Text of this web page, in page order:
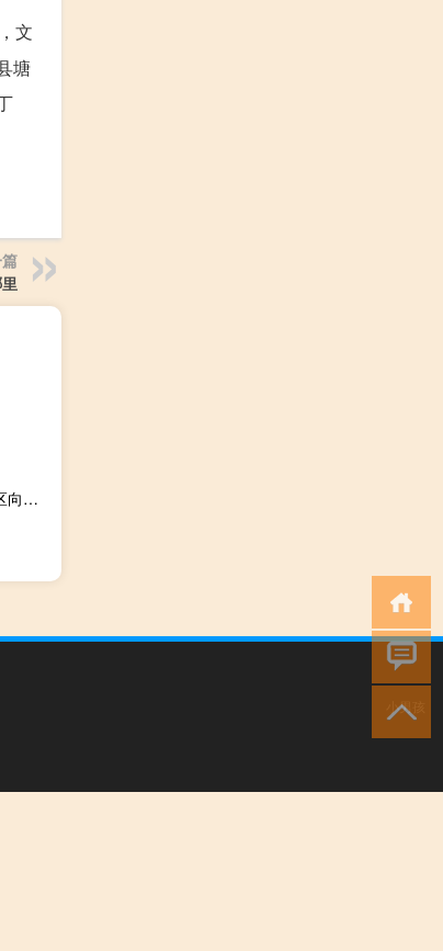
文
塘
2023-11-17 08:10： G30连霍高速兰州往武威方向，兰州北服务区向西约4公里K1700处一车辆故障占道，道路半幅单车道通行，请途经车辆减速慢行，注意行车安全。 ​​​
小男孩